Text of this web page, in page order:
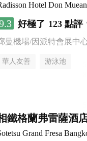
Hotel Don
好極了 123 點評
曼機場/因派特會展中
華人友善 游泳池
鐵格蘭弗雷薩酒
Grand Fresa